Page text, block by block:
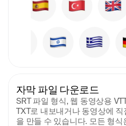
자막 파일 다운로드
SRT 파일 형식, 웹 동영상용
TXT로 내보내거나 동영상에
을 만들 수 있습니다. 모든 형식